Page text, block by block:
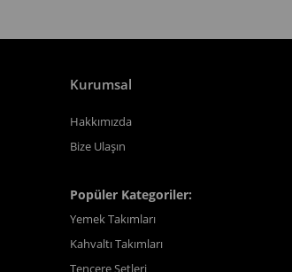
Kurumsal
Hakkımızda
Bize Ulaşın
Popüler Kategoriler:
Yemek Takımları
Kahvaltı Takımları
Tencere Setleri